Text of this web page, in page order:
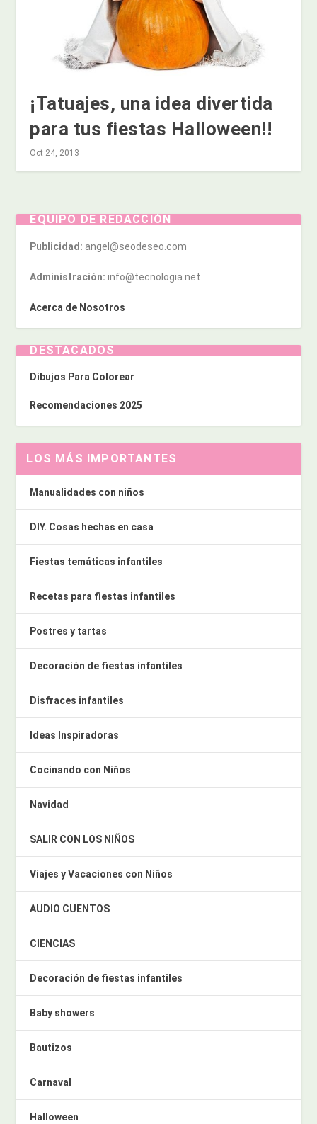
¡Tatuajes, una idea divertida
para tus fiestas Halloween!!
Oct 24, 2013
EQUIPO DE REDACCIÓN
Publicidad: angel@seodeseo.com
Administración: info@tecnologia.net
Acerca de Nosotros
DESTACADOS
Dibujos Para Colorear
Recomendaciones 2025
LOS MÁS IMPORTANTES
Manualidades con niños
DIY. Cosas hechas en casa
Fiestas temáticas infantiles
Recetas para fiestas infantiles
Postres y tartas
Decoración de fiestas infantiles
Disfraces infantiles
Ideas Inspiradoras
Cocinando con Niños
Navidad
SALIR CON LOS NIÑOS
Viajes y Vacaciones con Niños
AUDIO CUENTOS
CIENCIAS
Decoración de fiestas infantiles
Baby showers
Bautizos
Carnaval
Halloween